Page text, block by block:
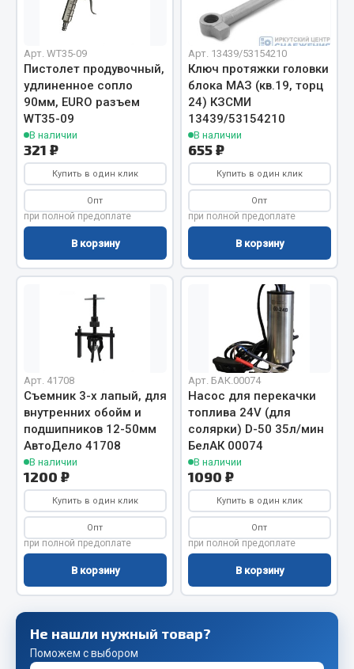
Сцепление
Весь раздел
Запчасти SHAANXI (SHACMAN)
Система питания
Тормозная система
Колеса и шины
Кабина
Оперение кабины
Весь раздел
Запчасти FAW
Подвеска
Двигатель
Система охлаждения
Сцепление
Ось передняя
Тормозная система
Электрооборудование
Весь раздел
Арт. WT35-09
Пистолет продувочный,
удлиненное сопло
90мм, EURO разъем
WT35-09
В наличии
321 ₽
Купить в один клик
Опт
при полной предоплате
В корзину
Арт. 13439/53154210
Ключ протяжки головки
блока МАЗ (кв.19, торц
24) КЗСМИ
13439/53154210
В наличии
655 ₽
Купить в один клик
Опт
при полной предоплате
В корзину
Арт. 41708
Съемник 3-х лапый, для
внутренних обойм и
подшипников 12-50мм
АвтоДело 41708
В наличии
1200 ₽
Купить в один клик
Опт
при полной предоплате
В корзину
Арт. БАК.00074
Насос для перекачки
топлива 24V (для
солярки) D-50 35л/мин
БелАК 00074
В наличии
1090 ₽
Купить в один клик
Опт
при полной предоплате
В корзину
Не нашли нужный товар?
Поможем с выбором